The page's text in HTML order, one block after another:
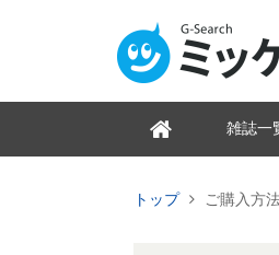
雑誌一
トップ ご購入方